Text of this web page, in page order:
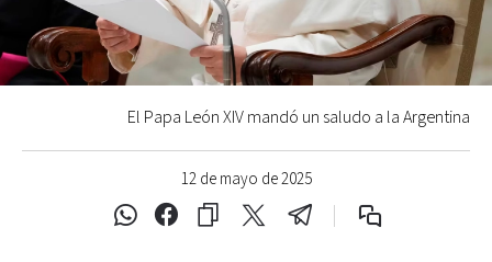
12 de mayo de 2025
El Papa León XIV mandó un saludo a la Argentina